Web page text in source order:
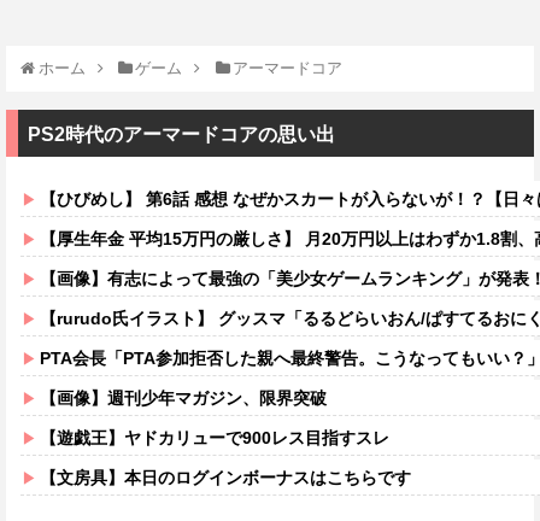
ホーム ゲーム アーマードコア
PS2時代のアーマードコアの思い出
【ひびめし】 第6話 感想 なぜかスカートが入らないが！？【日
【厚生年金 平均15万円の厳しさ】 月20万円以上はわずか1.8割、高
【画像】有志によって最強の「美少女ゲームランキング」が発
【rurudo氏イラスト】 グッスマ「るるどらいおん/ぱすてるおにくVer.」
PTA会長「PTA参加拒否した親へ最終警告。こうなってもいい？
【画像】週刊少年マガジン、限界突破
【遊戯王】ヤドカリューで900レス目指すスレ
【文房具】本日のログインボーナスはこちらです